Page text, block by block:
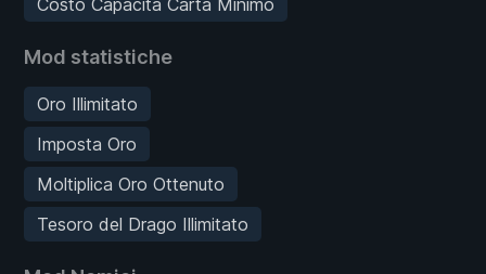
Mod statistiche
Oro Illimitato
Imposta Oro
Moltiplica Oro Ottenuto
Tesoro del Drago Illimitato